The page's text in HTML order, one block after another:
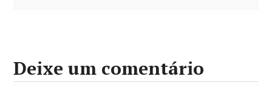
Deixe um comentário